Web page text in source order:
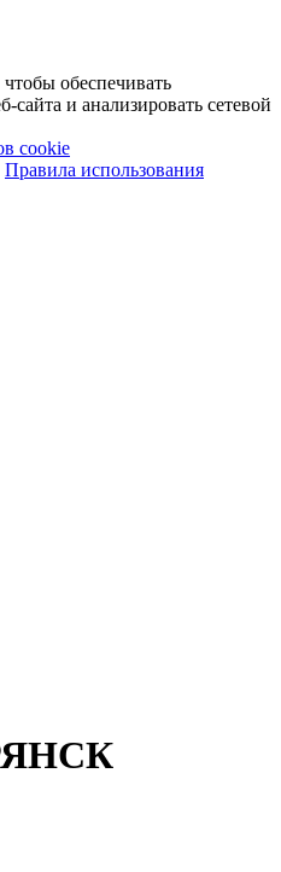
обеспечивать
и анализировать сетевой
cookie
Правила использования